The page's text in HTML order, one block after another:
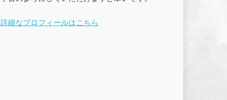
詳細なプロフィールはこちら